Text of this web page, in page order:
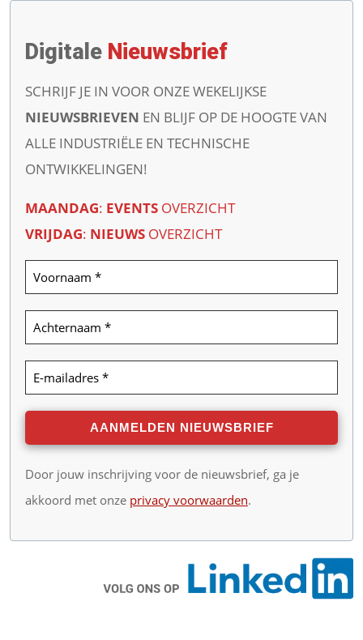
Digitale Nieuwsbrief
SCHRIJF JE IN VOOR ONZE WEKELIJKSE
NIEUWSBRIEVEN EN BLIJF OP DE HOOGTE VAN
ALLE INDUSTRIËLE EN TECHNISCHE
ONTWIKKELINGEN!
MAANDAG: EVENTS OVERZICHT
VRIJDAG: NIEUWS OVERZICHT
Door jouw inschrijving voor de nieuwsbrief, ga je
akkoord met onze privacy voorwaarden.